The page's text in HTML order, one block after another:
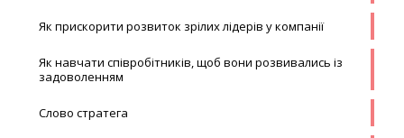
Як прискорити розвиток зрілих лідерів у компанії
Як навчати співробітників, щоб вони розвивались із
задоволенням
Слово стратега